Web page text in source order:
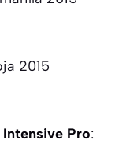
Intensive Pro: